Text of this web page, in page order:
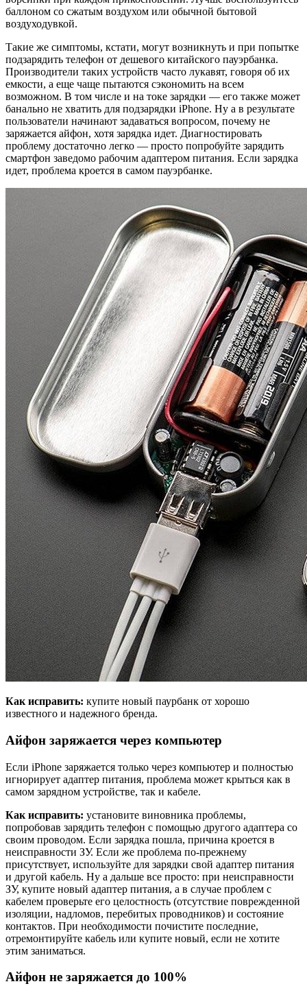
баллоном со сжатым воздухом или обычной бытовой
воздуходувкой.
Такие же симптомы, кстати, могут возникнуть и при попытке
подзарядить телефон от дешевого китайского пауэрбанка.
Производители таких устройств часто лукавят, говоря об их
емкости, а еще чаще пытаются сэкономить на всем
возможном. В том числе и на токе зарядки — его также может
банально не хватить для подзарядки iPhone. Ну а в результате
пользователи начинают задаваться вопросом, почему не
заряжается айфон, хотя зарядка идет. Диагностировать
проблему достаточно легко — просто попробуйте зарядить
смартфон заведомо рабочим адаптером питания. Если зарядка
идет, проблема кроется в самом пауэрбанке.
Как исправить: купите новый паурбанк от хорошо
известного и надежного бренда.
Айфон заряжается через компьютер
Если iPhone заряжается только через компьютер и полностью
игнорирует адаптер питания, проблема может крыться как в
самом зарядном устройстве, так и кабеле.
Как исправить: установите виновника проблемы,
попробовав зарядить телефон с помощью другого адаптера со
своим проводом. Если зарядка пошла, причина кроется в
неисправности ЗУ. Если же проблема по-прежнему
присутствует, используйте для зарядки свой адаптер питания
и другой кабель. Ну а дальше все просто: при неисправности
ЗУ, купите новый адаптер питания, а в случае проблем с
кабелем проверьте его целостность (отсутствие поврежденной
изоляции, надломов, перебитых проводников) и состояние
контактов. При необходимости почистите последние,
отремонтируйте кабель или купите новый, если не хотите
этим заниматься.
Айфон не заряжается до 100%